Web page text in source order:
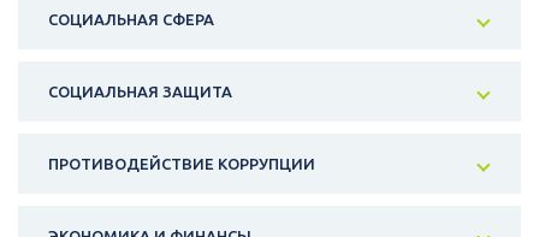
СОЦИАЛЬНАЯ СФЕРА
СОЦИАЛЬНАЯ ЗАЩИТА
ПРОТИВОДЕЙСТВИЕ КОРРУПЦИИ